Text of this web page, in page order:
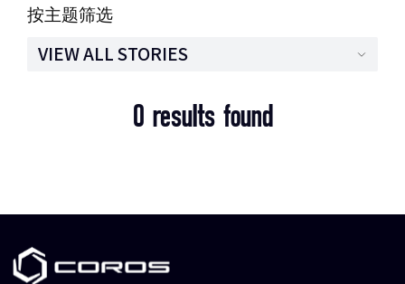
按主题筛选
VIEW ALL STORIES
0 results found